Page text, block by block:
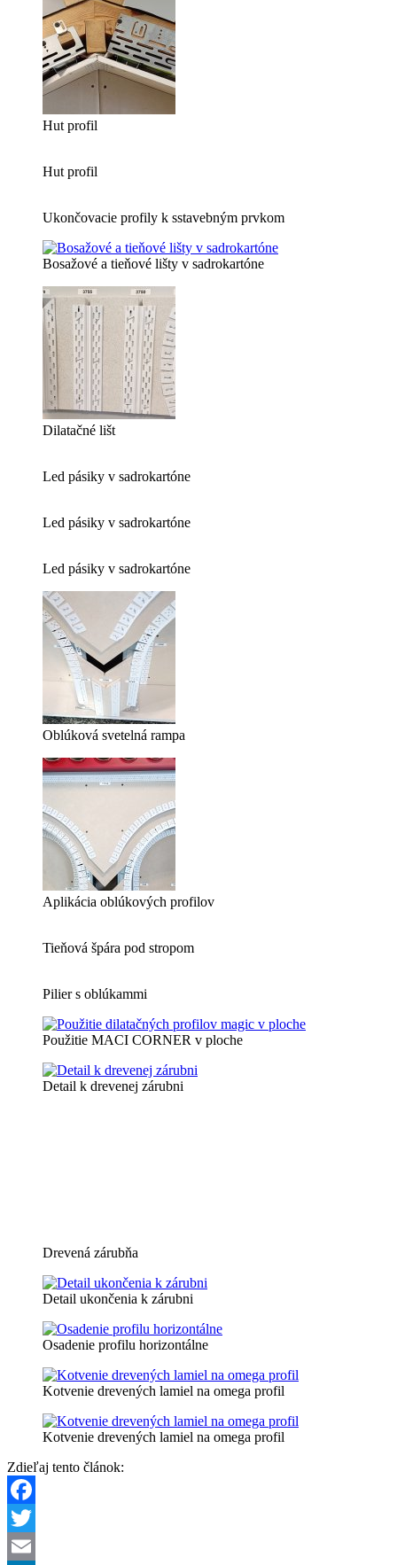
Hut profil
Hut profil
Ukončovacie profily k sstavebným prvkom
Bosažové a tieňové lišty v sadrokartóne
Dilatačné lišt
Led pásiky v sadrokartóne
Led pásiky v sadrokartóne
Led pásiky v sadrokartóne
Oblúková svetelná rampa
Aplikácia oblúkových profilov
Tieňová špára pod stropom
Pilier s oblúkammi
Použitie MACI CORNER v ploche
Detail k drevenej zárubni
Drevená zárubňa
Detail ukončenia k zárubni
Osadenie profilu horizontálne
Kotvenie drevených lamiel na omega profil
Kotvenie drevených lamiel na omega profil
Zdieľaj tento článok:
Facebook
Twitter